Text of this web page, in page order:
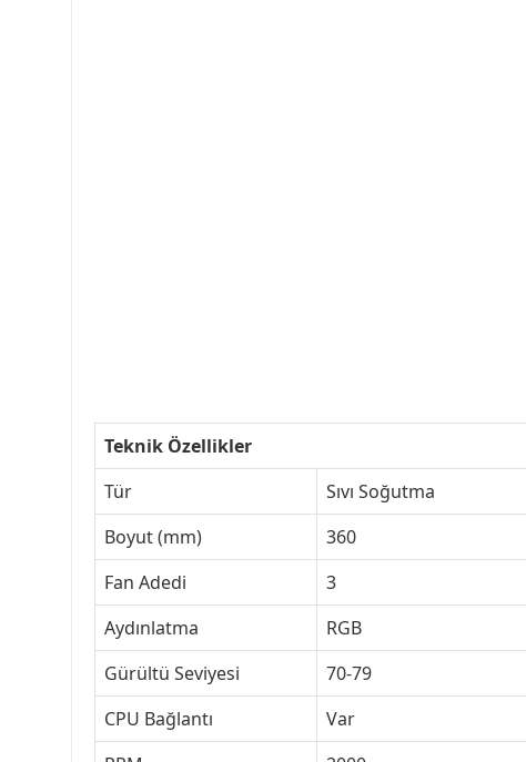
Teknik Özellikler
Tür
Sıvı Soğutma
Boyut (mm)
360
Fan Adedi
3
Aydınlatma
RGB
Gürültü Seviyesi
70-79
CPU Bağlantı
Var